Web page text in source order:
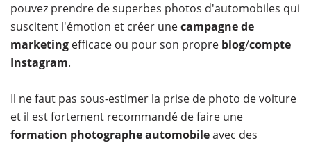
pouvez prendre de superbes photos d'automobiles qui
suscitent l'émotion et créer unecampagne de
marketing efficace ou pour son propre blog/compte
Instagram.
Il ne faut pas sous-estimer la prise de photo de voiture
et il est fortement recommandé de faire une
formation photographe automobileavec des